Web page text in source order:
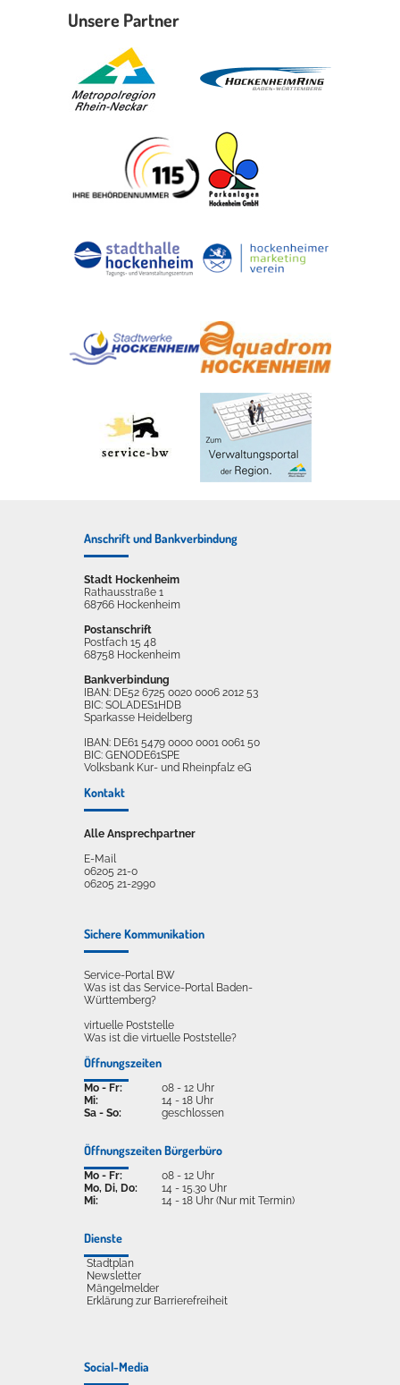
Unsere Partner
Anschrift und Bankverbindung
Stadt Hockenheim
Rathausstraße 1
68766 Hockenheim
Postanschrift
Postfach 15 48
68758 Hockenheim
Bankverbindung
IBAN: DE52 6725 0020 0006 2012 53
BIC: SOLADES1HDB
Sparkasse Heidelberg
IBAN: DE61 5479 0000 0001 0061 50
BIC: GENODE61SPE
Volksbank Kur- und Rheinpfalz eG
Kontakt
Alle Ansprechpartner
E-Mail
06205 21-0
06205 21-2990
Sichere Kommunikation
Service-Portal BW
Was ist das Service-Portal Baden-
Württemberg?
virtuelle Poststelle
Was ist die virtuelle Poststelle?
Öffnungszeiten
Mo - Fr:
Mi:
Sa - So:
08 - 12 Uhr
14 - 18 Uhr
geschlossen
Öffnungszeiten Bürgerbüro
Mo - Fr:
Mo, Di, Do:
Mi:
08 - 12 Uhr
14 - 15.30 Uhr
14 - 18 Uhr (Nur mit Termin)
Dienste
Stadtplan
Newsletter
Mängelmelder
Erklärung zur Barrierefreiheit
Social-Media